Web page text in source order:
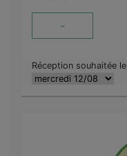
-
Réception souhaitée le